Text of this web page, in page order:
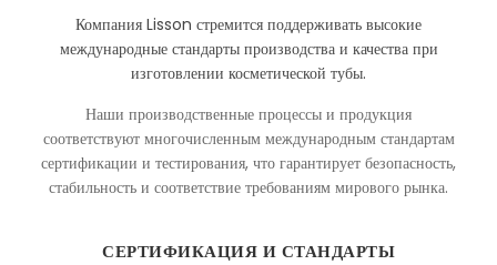
Компания Lisson стремится поддерживать высокие
международные стандарты производства и качества при
изготовлении косметической тубы.
Наши производственные процессы и продукция
соответствуют многочисленным международным стандартам
сертификации и тестирования, что гарантирует безопасность,
стабильность и соответствие требованиям мирового рынка.
СЕРТИФИКАЦИЯ И СТАНДАРТЫ